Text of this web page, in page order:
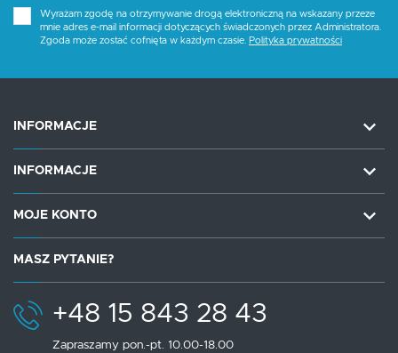
Wyrażam zgodę na otrzymywanie drogą elektroniczną na wskazany przeze
mnie adres e-mail informacji dotyczących świadczonych przez Administratora.
Zgoda może zostać cofnięta w każdym czasie. Polityka prywatności
INFORMACJE
INFORMACJE
MOJE KONTO
MASZ PYTANIE?
+48 15 843 28 43
Zapraszamy pon.-pt. 10.00-18.00